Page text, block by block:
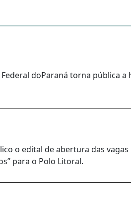
doParaná torna pública
o edital de abertura das
para o Polo Litoral.